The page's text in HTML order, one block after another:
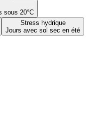
sous 20°C
Stress hydrique
Jours avec sol sec en été